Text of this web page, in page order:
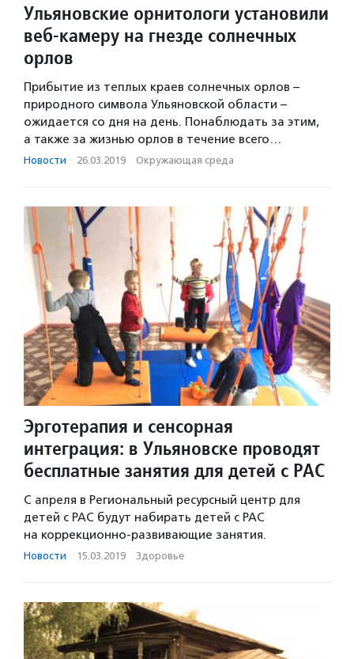
Ульяновские орнитологи установили
веб-камеру на гнезде солнечных
орлов
Прибытие из теплых краев солнечных орлов –
природного символа Ульяновской области –
ожидается со дня на день. Понаблюдать за этим,
а также за жизнью орлов в течение всего…
Новости · 26.03.2019 · Окружающая среда
Эрготерапия и сенсорная
интеграция: в Ульяновске проводят
бесплатные занятия для детей с РАС
С апреля в Региональный ресурсный центр для
детей с РАС будут набирать детей с РАС
на коррекционно-развивающие занятия.
Новости · 15.03.2019 · Здоровье